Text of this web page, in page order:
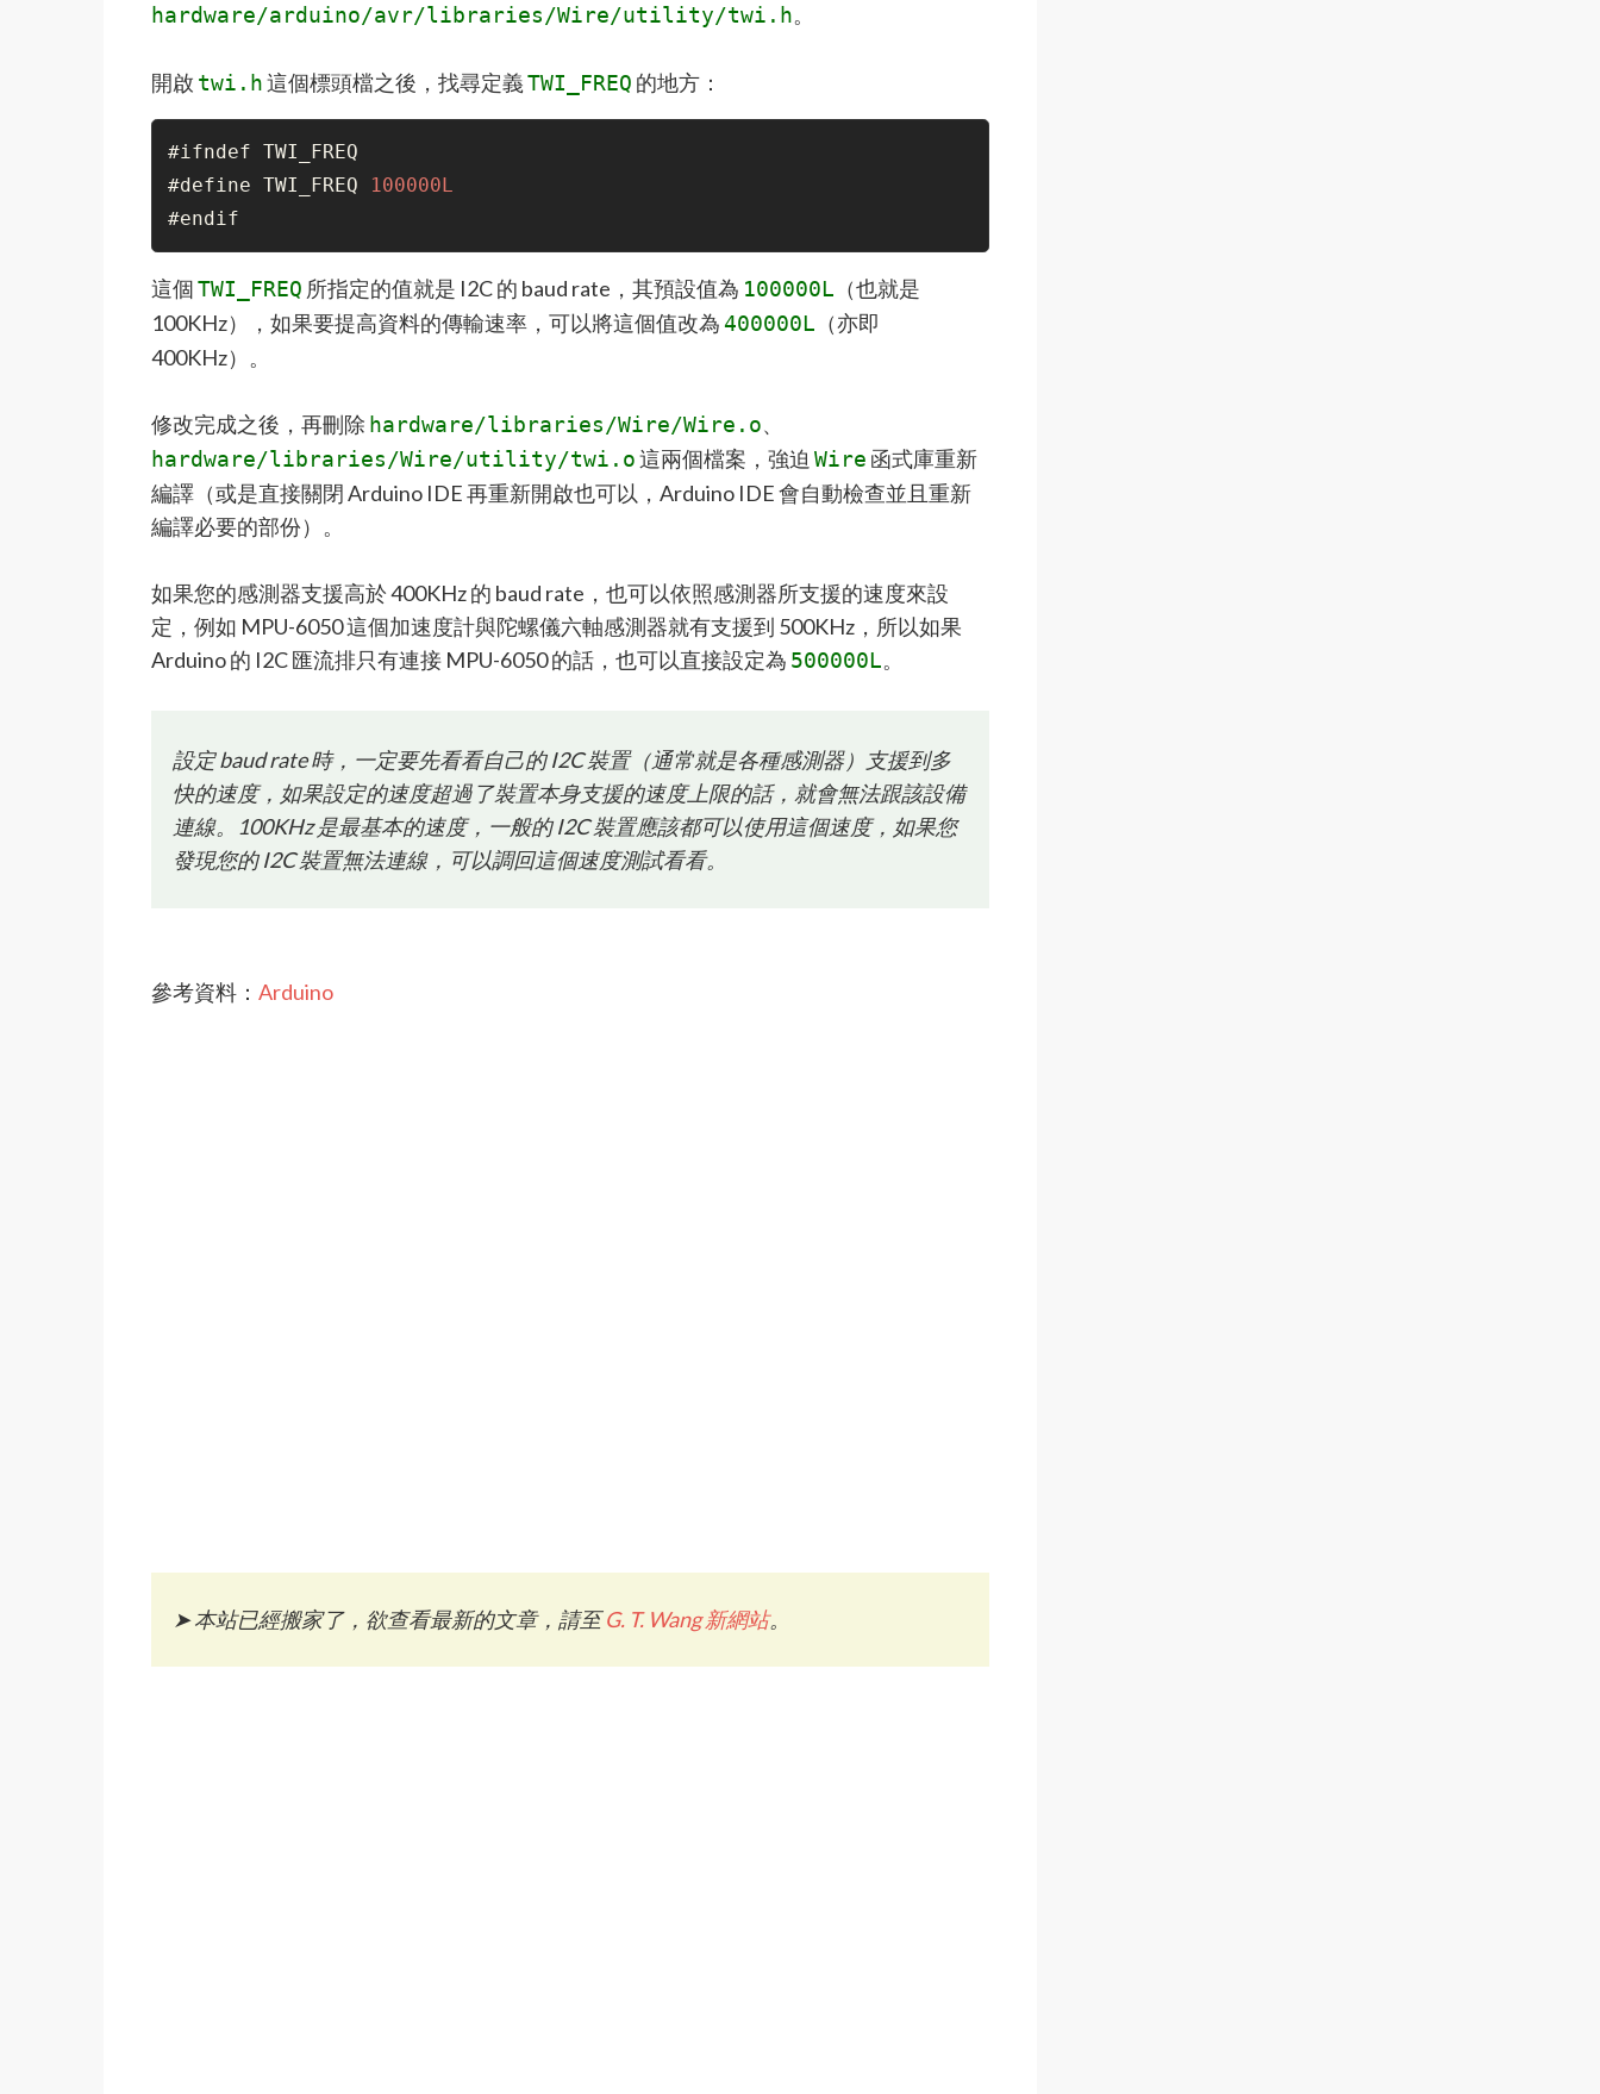
hardware/arduino/avr/libraries/Wire/utility/twi.h。
開啟 twi.h這個標頭檔之後，找尋定義TWI_FREQ 的地方：
#ifndef TWI_FREQ
#define TWI_FREQ
100000L
#endif
這個TWI_FREQ 所指定的值就是 I2C 的 baud rate，其預設值為 100000L （也就是
100KHz），如果要提高資料的傳輸速率，可以將這個值改為400000L （亦即
400KHz）。
修改完成之後，再刪除 hardware/libraries/Wire/Wire.o、
hardware/libraries/Wire/utility/twi.o這兩個檔案，強迫 Wire 函式庫重新
編譯（或是直接關閉 Arduino IDE 再重新開啟也可以，Arduino IDE 會自動檢查並且重新
編譯必要的部份）。
如果您的感測器支援高於 400KHz 的 baud rate，也可以依照感測器所支援的速度來設
定，例如 MPU-6050 這個加速度計與陀螺儀六軸感測器就有支援到 500KHz，所以如果
Arduino 的 I2C 匯流排只有連接 MPU-6050 的話，也可以直接設定為 500000L。
設定 baud rate 時，一定要先看看自己的 I2C 裝置（通常就是各種感測器）支援到多
快的速度，如果設定的速度超過了裝置本身支援的速度上限的話，就會無法跟該設備
連線。100KHz 是最基本的速度，一般的 I2C 裝置應該都可以使用這個速度，如果您
發現您的 I2C 裝置無法連線，可以調回這個速度測試看看。
參考資料： Arduino
➤本站已經搬家了，欲查看最新的文章，請至G. T. Wang 新網站。